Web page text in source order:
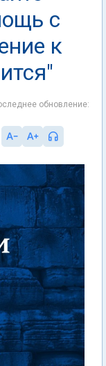
с
к
обновление: